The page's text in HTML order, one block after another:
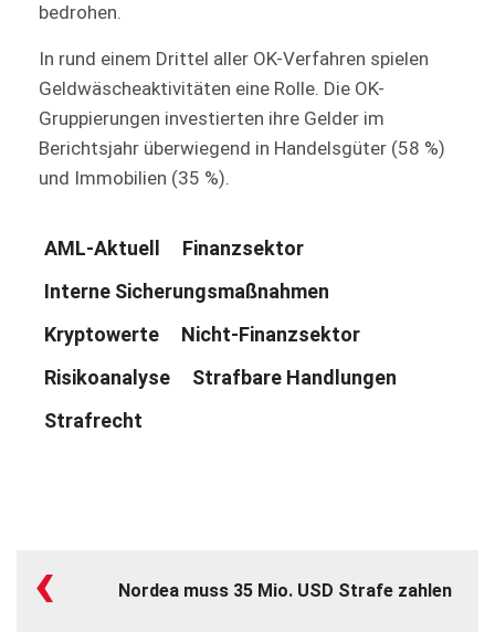
bedrohen.
In rund einem Drittel aller OK-Verfahren spielen
Geldwäscheaktivitäten eine Rolle. Die OK-
Gruppierungen investierten ihre Gelder im
Berichtsjahr überwiegend in Handelsgüter (58 %)
und Immobilien (35 %).
AML-Aktuell
Finanzsektor
Interne Sicherungsmaßnahmen
Kryptowerte
Nicht-Finanzsektor
Risikoanalyse
Strafbare Handlungen
Strafrecht
‹ Nordea muss 35 Mio. USD Strafe zahlen